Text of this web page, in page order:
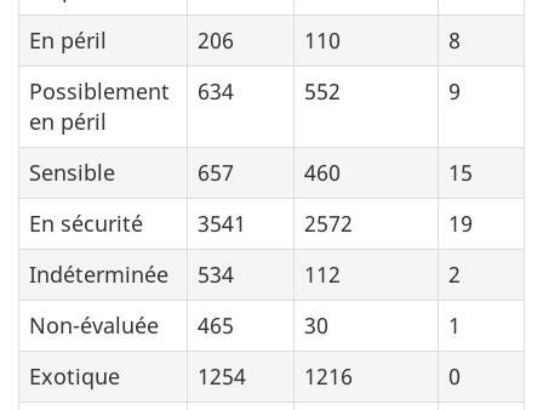
En péril
206 110
8
Possiblement
en péril
634 552 9
Sensible 657 460
15
En sécurité
3541 2572
19
Indéterminée
534 112
2
Non-évaluée
465 30
1
Exotique
1254 1216
0